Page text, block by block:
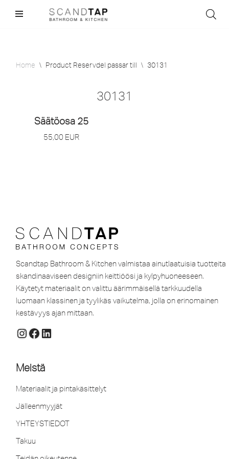
Home \ Product Reservdel passar till \ 30131
30131
Säätöosa 25
55,00 EUR
Scandtap Bathroom & Kitchen valmistaa ainutlaatuisia tuotteita
skandinaaviseen designiin keittiöösi ja kylpyhuoneeseen.
Käytetyt materiaalit on valittu äärimmäisellä tarkkuudella
luomaan klassinen ja tyylikäs vaikutelma, jolla on erinomainen
kestävyys ajan mittaan.
Meistä
Materiaalit ja pintakäsittelyt
Jälleenmyyjät
YHTEYSTIEDOT
Takuu